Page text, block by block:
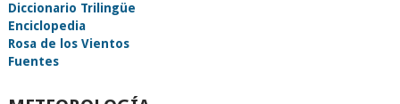
Diccionario Trilingüe
Enciclopedia
Rosa de los Vientos
Fuentes